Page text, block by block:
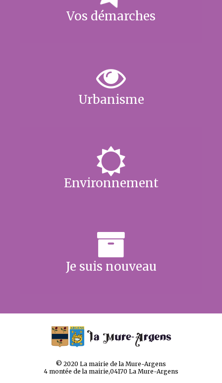
Vos démarches
Urbanisme
Environnement
Je suis nouveau
© 2020 La mairie de la Mure-Argens
4 montée de la mairie,04170 La Mure-Argens